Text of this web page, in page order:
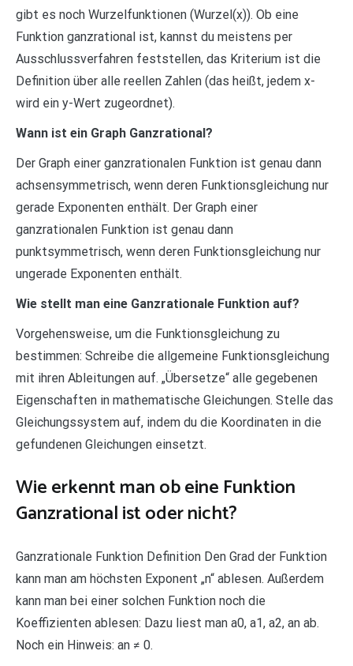
gibt es noch Wurzelfunktionen (Wurzel(x)). Ob eine
Funktion ganzrational ist, kannst du meistens per
Ausschlussverfahren feststellen, das Kriterium ist die
Definition über alle reellen Zahlen (das heißt, jedem x-
wird ein y-Wert zugeordnet).
Wann ist ein Graph Ganzrational?
Der Graph einer ganzrationalen Funktion ist genau dann
achsensymmetrisch, wenn deren Funktionsgleichung nur
gerade Exponenten enthält. Der Graph einer
ganzrationalen Funktion ist genau dann
punktsymmetrisch, wenn deren Funktionsgleichung nur
ungerade Exponenten enthält.
Wie stellt man eine Ganzrationale Funktion auf?
Vorgehensweise, um die Funktionsgleichung zu
bestimmen: Schreibe die allgemeine Funktionsgleichung
mit ihren Ableitungen auf. „Übersetze“ alle gegebenen
Eigenschaften in mathematische Gleichungen. Stelle das
Gleichungssystem auf, indem du die Koordinaten in die
gefundenen Gleichungen einsetzt.
Wie erkennt man ob eine Funktion
Ganzrational ist oder nicht?
Ganzrationale Funktion Definition Den Grad der Funktion
kann man am höchsten Exponent „n“ ablesen. Außerdem
kann man bei einer solchen Funktion noch die
Koeffizienten ablesen: Dazu liest man a0, a1, a2, an ab.
Noch ein Hinweis: an ≠ 0.